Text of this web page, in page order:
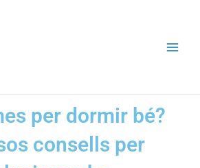
per dormir bé?
consells per